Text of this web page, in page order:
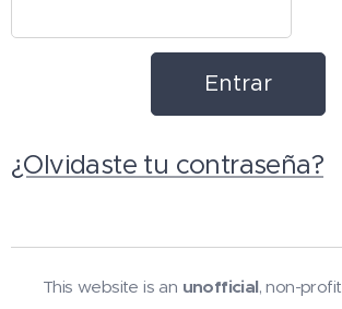
Entrar
¿Olvidaste tu contraseña?
This website is an unofficial, non-profit